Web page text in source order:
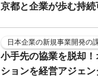
京都と企業が歩む持
日本企業の新規事業開発の
小手先の協業を脱却
ションを経営アジェ